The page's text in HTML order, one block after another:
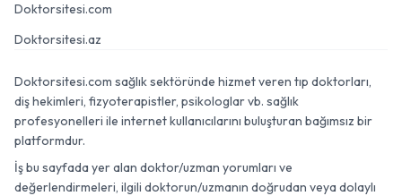
Doktorsitesi.com
Doktorsitesi.az
Doktorsitesi.com sağlık sektöründe hizmet veren tıp doktorları,
diş hekimleri, fizyoterapistler, psikologlar vb. sağlık
profesyonelleri ile internet kullanıcılarını buluşturan bağımsız bir
platformdur.
İş bu sayfada yer alan doktor/uzman yorumları ve
değerlendirmeleri, ilgili doktorun/uzmanın doğrudan veya dolaylı